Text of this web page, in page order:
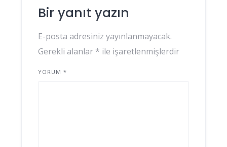
Bir yanıt yazın
E-posta adresiniz yayınlanmayacak.
Gerekli alanlar * ile işaretlenmişlerdir
YORUM *